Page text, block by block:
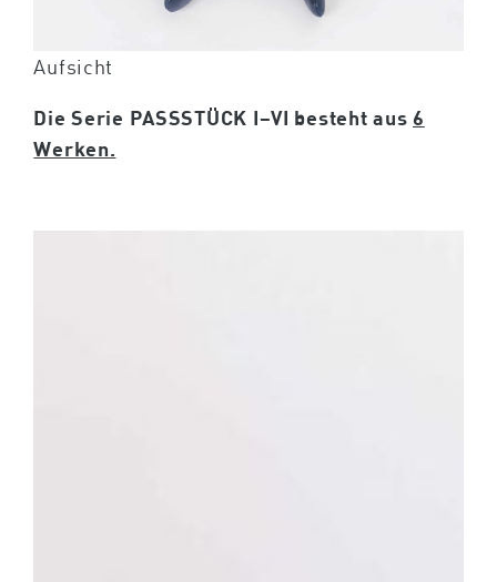
Aufsicht
Die Serie PASSSTÜCK I–VI besteht aus 6
Werken.